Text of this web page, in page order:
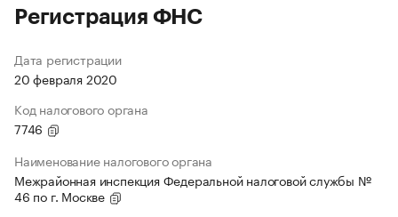
Регистрация ФНС
Дата регистрации
20 февраля 2020
Код налогового органа
7746
Наименование налогового органа
Межрайонная инспекция Федеральной налоговой службы №
46 по г. Москве